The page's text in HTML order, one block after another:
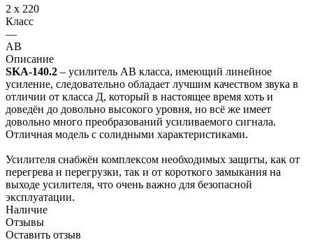
2 x 220
Класс
—
AB
Описание
SKA-140.2 – усилитель АВ класса, имеющий линейное
усиление, следовательно обладает лучшим качеством звука в
отличии от класса Д, который в настоящее время хоть и
доведён до довольно высокого уровня, но всё же имеет
довольно много преобразований усиливаемого сигнала.
Отличная модель с солидными характеристиками.
Усилителя снабжён комплексом необходимых защиты, как от
перегрева и перегрузки, так и от короткого замыкания на
выходе усилителя, что очень важно для безопасной
эксплуатации.
Наличие
Отзывы
Оставить отзыв